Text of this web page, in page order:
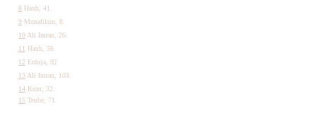
8 Haxh, 41.
9 Munafikun, 8.
10 Ali Imran, 26.
11 Haxh, 38.
12 Enbija, 92
13 Ali Imran, 103.
14 Rum, 32.
15 Teube, 71.